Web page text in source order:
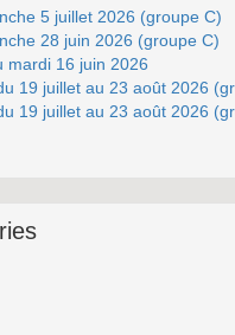
5 juillet 2026 (groupe C)
28 juin 2026 (groupe C)
mardi 16 juin 2026
19 juillet au 23 août 2026
19 juillet au 23 août 2026